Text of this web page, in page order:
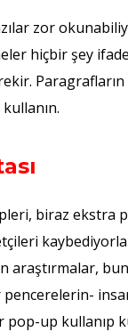
zor
hiçbir şey
biraz ekstra
pencerelerin-
pop-up